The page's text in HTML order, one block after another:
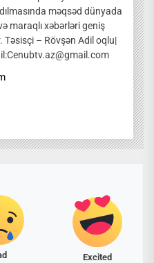
məqsəd dünyada
maraqlı xəbərləri geniş
– Rövşən Adil oqlu|
Excited